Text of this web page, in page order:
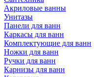
Акриловые ванны
Унитазы
Панели для ванн
Каркасы для ванн
Комплектующие для ванн
Ножки для ванн
Ручки для ванн
Карнизы для ванн